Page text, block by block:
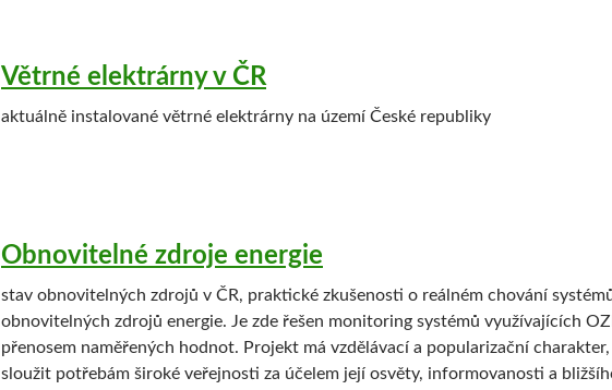
Větrné elektrárny v ČR
aktuálně instalované větrné elektrárny na území České republiky
Obnovitelné zdroje energie
stav obnovitelných zdrojů v ČR, praktické zkušenosti o reálném chování
obnovitelných zdrojů energie. Je zde řešen monitoring systémů využívajících
přenosem naměřených hodnot. Projekt má vzdělávací a popularizační charakter,
sloužit potřebám široké veřejnosti za účelem její osvěty, informovanosti a